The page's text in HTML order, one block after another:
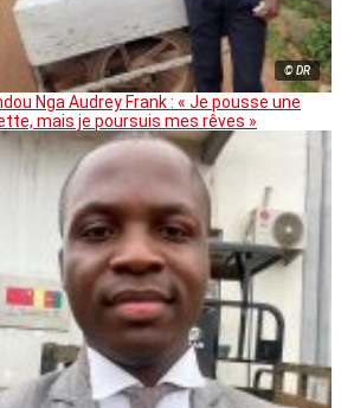
© DR
Nga Audrey Frank : « Je pousse une
mais je poursuis mes rêves »